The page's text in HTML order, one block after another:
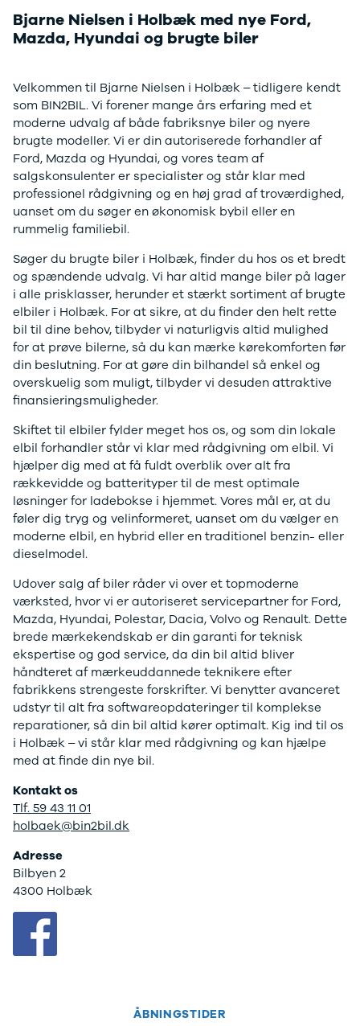
Anmeldelser
Leasing
Modeller
Anmeldelser
Leasing
Ranger
Modeller
Anmeldelser
Ranger
Raptor
Modeller
F-150
Modeller
Anmeldelser
Nissan
Townstar
Modeller
Anmeldelser
Leasing
Primastar
Modeller
Anmeldelser
Leasing
Interstar
Modeller
Anmeldelser
Leasing
Interstar-e
Anmeldelser
Leasing
Renault
Kangoo
Modeller
Anmeldelser
Leasing
Kangoo E-
Tech
Electric
Modeller
Leasing
Trafic
Modeller
Anmeldelser
Leasing
Trafic E-
Modeller
Leasing
Master
og Hyundai.
Bjarne Nielsen i Holbæk med nye Ford,
Mazda, Hyundai og brugte biler
Velkommen til Bjarne Nielsen i Holbæk – tidligere kendt
som BIN2BIL. Vi forener mange års erfaring med et
moderne udvalg af både fabriksnye biler og nyere
brugte modeller. Vi er din autoriserede forhandler af
Ford, Mazda og Hyundai, og vores team af
salgskonsulenter er specialister og står klar med
professionel rådgivning og en høj grad af troværdighed,
uanset om du søger en økonomisk bybil eller en
rummelig familiebil.
Søger du brugte biler i Holbæk, finder du hos os et bredt
og spændende udvalg. Vi har altid mange biler på lager
i alle prisklasser, herunder et stærkt sortiment af brugte
elbiler i Holbæk. For at sikre, at du finder den helt rette
bil til dine behov, tilbyder vi naturligvis altid mulighed
for at prøve bilerne, så du kan mærke kørekomforten før
din beslutning. For at gøre din bilhandel så enkel og
overskuelig som muligt, tilbyder vi desuden attraktive
finansieringsmuligheder.
Skiftet til elbiler fylder meget hos os, og som din lokale
elbil forhandler står vi klar med rådgivning om elbil. Vi
hjælper dig med at få fuldt overblik over alt fra
rækkevidde og batterityper til de mest optimale
løsninger for ladebokse i hjemmet. Vores mål er, at du
føler dig tryg og velinformeret, uanset om du vælger en
moderne elbil, en hybrid eller en traditionel benzin- eller
dieselmodel.
Udover salg af biler råder vi over et topmoderne
værksted, hvor vi er autoriseret servicepartner for Ford,
Mazda, Hyundai, Polestar, Dacia, Volvo og Renault. Dette
brede mærkekendskab er din garanti for teknisk
ekspertise og god service, da din bil altid bliver
håndteret af mærkeuddannede teknikere efter
fabrikkens strengeste forskrifter. Vi benytter avanceret
udstyr til alt fra softwareopdateringer til komplekse
reparationer, så din bil altid kører optimalt. Kig ind til os
i Holbæk – vi står klar med rådgivning og kan hjælpe
med at finde din nye bil.
Kontakt os
Tlf. 59 43 11 01
holbaek@bin2bil.dk
Adresse
Bilbyen 2
4300 Holbæk
ÅBNINGSTIDER